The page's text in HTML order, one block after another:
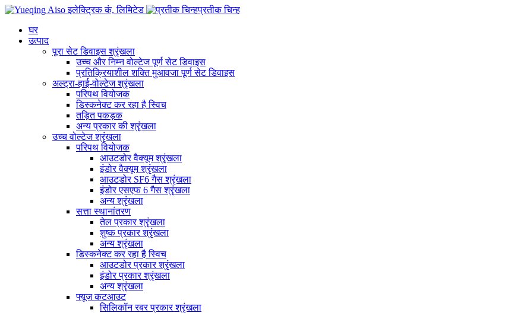
प्रतीक चिन्ह
घर
उत्पाद
पूरा सेट डिवाइस श्रृंखला
उच्च और निम्न वोल्टेज पूर्ण सेट डिवाइस
प्रतिक्रियाशील शक्ति मुआवजा पूर्ण सेट डिवाइस
अल्ट्रा-हाई-वोल्टेज श्रृंखला
परिपथ वियोजक
डिस्कनेक्ट कर रहा है स्विच
तड़ित पकड़क
अन्य प्रकार की श्रृंखला
उच्च वोल्टेज श्रृंखला
परिपथ वियोजक
आउटडोर वैक्यूम श्रृंखला
इंडोर वैक्यूम श्रृंखला
आउटडोर SF6 गैस श्रृंखला
इंडोर एसएफ 6 गैस श्रृंखला
अन्य श्रृंखला
सत्ता स्थानांतरण
तेल प्रकार श्रृंखला
शुष्क प्रकार श्रृंखला
अन्य श्रृंखला
डिस्कनेक्ट कर रहा है स्विच
आउटडोर प्रकार श्रृंखला
इंडोर प्रकार श्रृंखला
अन्य श्रृंखला
फ्यूज कटआउट
सिलिकॉन रबर प्रकार श्रृंखला